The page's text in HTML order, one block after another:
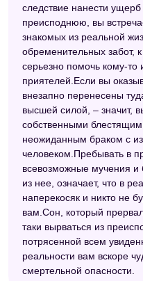
следствие нанести
преисподнюю, вы
знакомых из реальной
обременительных забот,
серьезно помочь кому-
приятелей.Если вы
внезапно перенесены
высшей силой, – значит,
собственными
неожиданным браком с
человеком.Пребывать в
всевозможные мучения и
из нее, означает, что в
наперекосяк и никто не
вам.Сон, который
таки вырваться из
потрясенной всем
реальности вам вскоре
смертельной опасности.